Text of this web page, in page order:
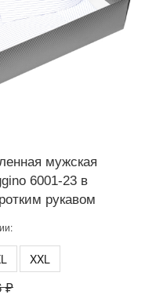
мужская
6001-23 в
рукавом
XXL
₽